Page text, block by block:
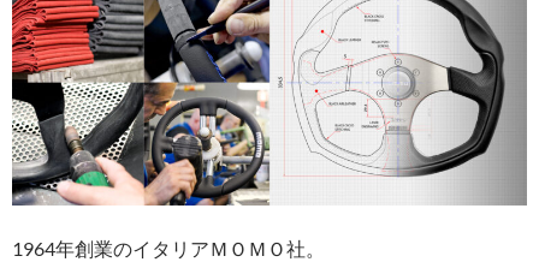
1964年創業のイタリアＭＯＭＯ社。